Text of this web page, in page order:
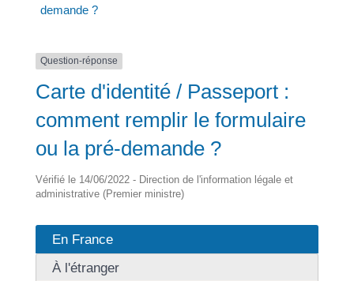
demande ?
Question-réponse
Carte d'identité / Passeport :
comment remplir le formulaire
ou la pré-demande ?
Vérifié le 14/06/2022 - Direction de l'information légale et
administrative (Premier ministre)
En France
À l'étranger